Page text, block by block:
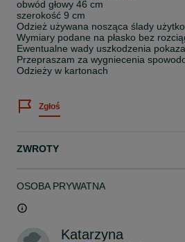
obwód głowy 46 cm
szerokość 9 cm
Odzież używana nosząca ślady
Wymiary podane na płasko bez
Ewentualne wady uszkodzenia
Przepraszam za wygniecenia
Odzieży w kartonach
Zgłoś
ZWROTY
OSOBA PRYWATNA
Katarzyna